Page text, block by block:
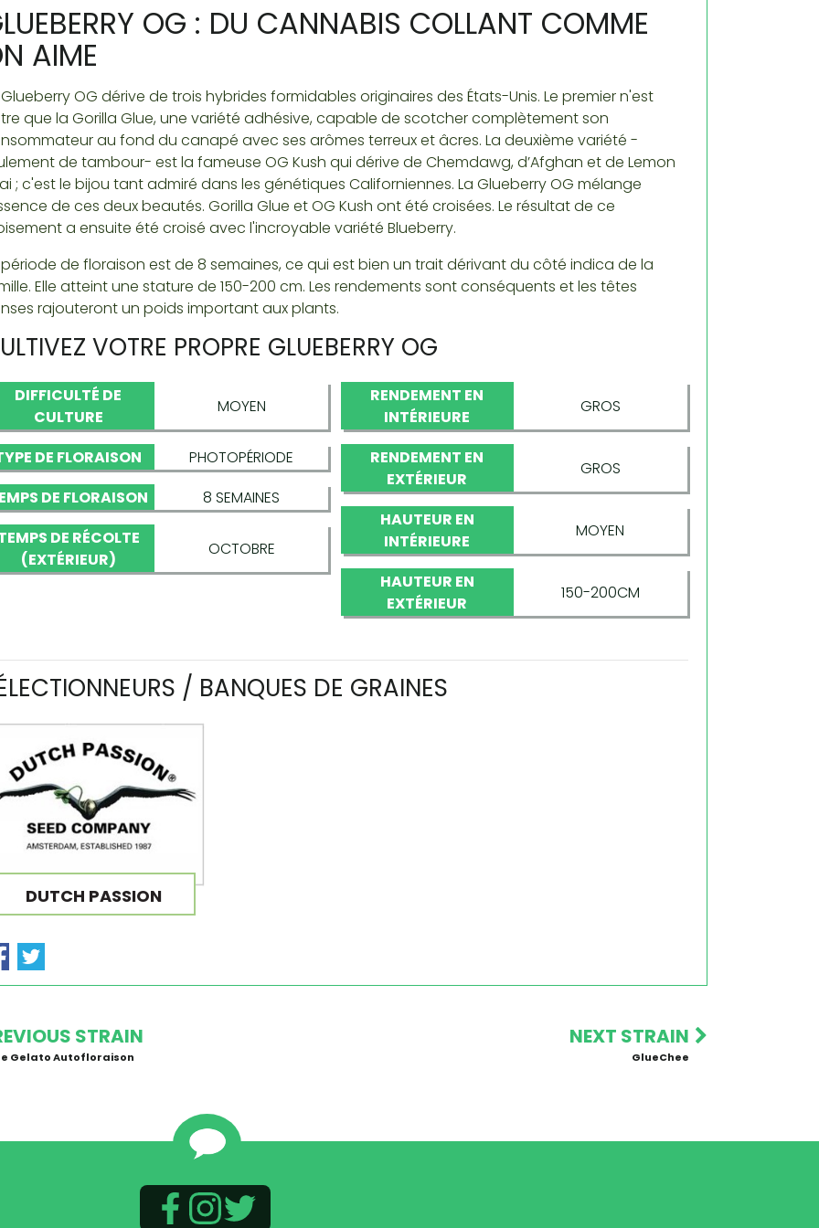
OG : DU CANNABIS COLLANT COMME
AIME
OG dérive de trois hybrides formidables originaires des États-Unis. Le premier n'est
que la Gorilla Glue, une variété adhésive, capable de scotcher complètement son
au fond du canapé avec ses arômes terreux et âcres. La deuxième variété -
de tambour- est la fameuse OG Kush qui dérive de Chemdawg, d’Afghan et de Lemon
; c'est le bijou tant admiré dans les génétiques Californiennes. La Glueberry OG mélange
de ces deux beautés. Gorilla Glue et OG Kush ont été croisées. Le résultat de ce
a ensuite été croisé avec l'incroyable variété Blueberry.
période de floraison est de 8 semaines, ce qui est bien un trait dérivant du côté indica de la
Elle atteint une stature de 150-200 cm. Les rendements sont conséquents et les têtes
rajouteront un poids important aux plants.
VOTRE PROPRE GLUEBERRY OG
DIFFICULTÉ DE
CULTURE
MOYEN
DE FLORAISON
PHOTOPÉRIODE
DE FLORAISON
8 SEMAINES
DE RÉCOLTE
(EXTÉRIEUR)
OCTOBRE
RENDEMENT EN
INTÉRIEURE
GROS
RENDEMENT EN
EXTÉRIEUR
GROS
HAUTEUR EN
INTÉRIEURE
MOYEN
HAUTEUR EN
EXTÉRIEUR
150-200CM
/ BANQUES DE GRAINES
DUTCH PASSION
STRAIN
Gelato Autofloraison
NEXT STRAIN
GlueChee